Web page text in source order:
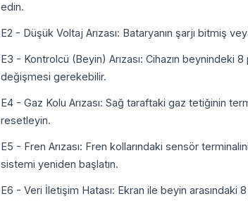
edin.
E2 - Düşük Voltaj Arızası: Bataryanın şarjı bitmiş
E3 - Kontrolcü (Beyin) Arızası: Cihazın beynindeki
değişmesi gerekebilir.
E4 - Gaz Kolu Arızası: Sağ taraftaki gaz tetiğinin
resetleyin.
E5 - Fren Arızası: Fren kollarındaki sensör
sistemi yeniden başlatın.
E6 - Veri İletişim Hatası: Ekran ile beyin arasındaki 8